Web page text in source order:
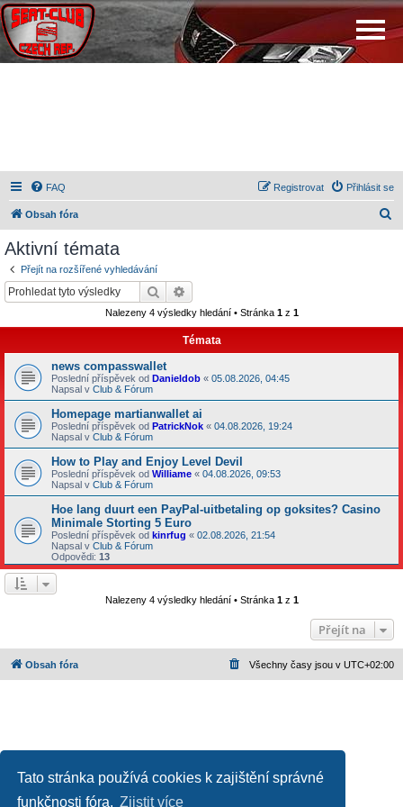
Tato stránka používá cookies k zajištění správné
funkčnosti fóra. Zjistit více
FAQ Přihlásit se
Registrovat
Obsah fóra
Aktivní témata
Přejít na rozšířené vyhledávání
Hledat
Nalezeny 4 výsledky hledání • Stránka 1z 1
Témata
news compasswallet
Poslední příspěvek od Danieldob « 05.08.2026, 04:45
Napsal v Club & Fórum
Homepage martianwallet ai
Poslední příspěvek od PatrickNok « 04.08.2026, 19:24
Napsal v Club & Fórum
How to Play and Enjoy Level Devil
Poslední příspěvek od Williame « 04.08.2026, 09:53
Napsal v Club & Fórum
Hoe lang duurt een PayPal-uitbetaling op goksites? Casino
Minimale Storting 5 Euro
Poslední příspěvek od kinrfug « 02.08.2026, 21:54
Napsal v Club & Fórum
Odpovědi: 13
Nalezeny 4 výsledky hledání • Stránka 1z 1
Přejít na
Obsah fóra Všechny časy jsou v UTC+02:00